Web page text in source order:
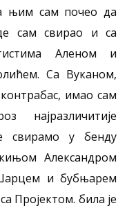
њим сам почео да
сам свирао и са
Аленом и
Са Вуканом,
имао сам
најразличитије
свирамо у бенду
Александром
и бубњарем
Пројектом. била је